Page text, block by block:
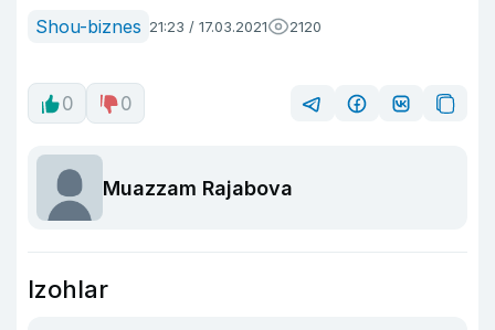
Shou-biznes 21:23 / 17.03.2021 2120
0 0
Muazzam Rajabova
Izohlar